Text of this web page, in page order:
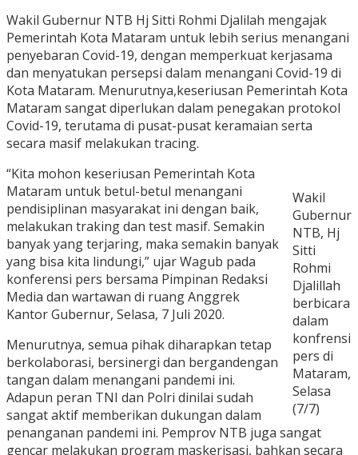
Wakil Gubernur NTB Hj Sitti Rohmi Djalilah mengajak
Pemerintah Kota Mataram untuk lebih serius menangani
penyebaran Covid-19, dengan memperkuat kerjasama
dan menyatukan persepsi dalam menangani Covid-19 di
Kota Mataram. Menurutnya,keseriusan Pemerintah Kota
Mataram sangat diperlukan dalam penegakan protokol
Covid-19, terutama di pusat-pusat keramaian serta
secara masif melakukan tracing.
Wakil
Gubernur
NTB, Hj
Sitti
Rohmi
Djalillah
berbicara
dalam
konfrensi
pers di
Mataram,
Selasa
(7/7)
“Kita mohon keseriusan Pemerintah Kota
Mataram untuk betul-betul menangani
pendisiplinan masyarakat ini dengan baik,
melakukan traking dan test masif. Semakin
banyak yang terjaring, maka semakin banyak
yang bisa kita lindungi,” ujar Wagub pada
konferensi pers bersama Pimpinan Redaksi
Media dan wartawan di ruang Anggrek
Kantor Gubernur, Selasa, 7 Juli 2020.
Menurutnya, semua pihak diharapkan tetap
berkolaborasi, bersinergi dan bergandengan
tangan dalam menangani pandemi ini.
Adapun peran TNI dan Polri dinilai sudah
sangat aktif memberikan dukungan dalam
penanganan pandemi ini. Pemprov NTB juga sangat
gencar melakukan program maskerisasi, bahkan secara